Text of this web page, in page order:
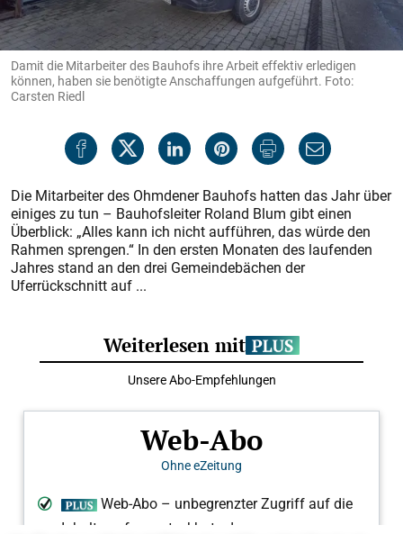
Damit die Mitarbeiter des Bauhofs ihre Arbeit effektiv erledigen
können, haben sie benötigte Anschaffungen aufgeführt. Foto:
Carsten Riedl
Die Mitarbeiter des Ohmdener Bauhofs hatten das Jahr über
einiges zu tun – Bauhofsleiter Roland Blum gibt einen
Überblick: „Alles kann ich nicht aufführen, das würde den
Rahmen sprengen.“ In den ersten Monaten des laufenden
Jahres stand an den drei Gemeindebächen der
Uferrückschnitt auf ...